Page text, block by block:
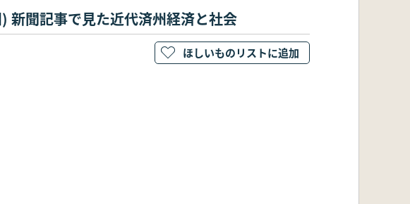
新聞記事で見た近代済州経済と社会
ほしいものリストに追加